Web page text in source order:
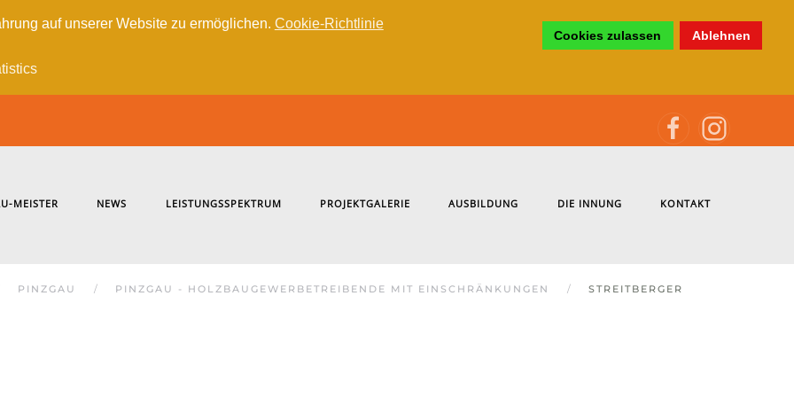
auf unserer Website zu ermöglichen. Cookie-Richtlinie
Cookies zulassen Ablehnen
MEISTER NEWS LEISTUNGSSPEKTRUM PROJEKTGALERIE AUSBILDUNG DIE INNUNG KONTAKT
PINZGAU PINZGAU - HOLZBAUGEWERBETREIBENDE MIT EINSCHRÄNKUNGEN
STREITBERGER